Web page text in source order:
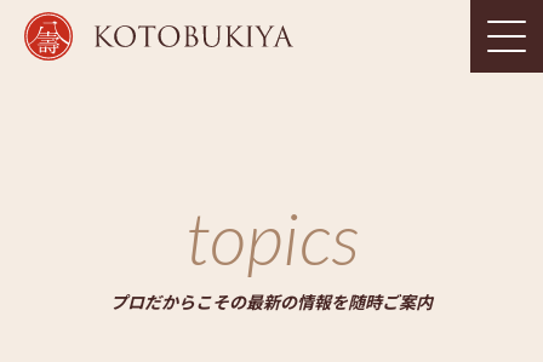
topics
プロだからこその最新の情報を随時ご案内